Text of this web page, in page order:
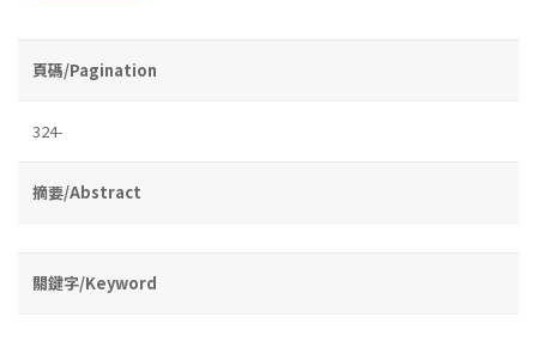
頁碼/Pagination
324-
摘要/Abstract
關鍵字/Keyword